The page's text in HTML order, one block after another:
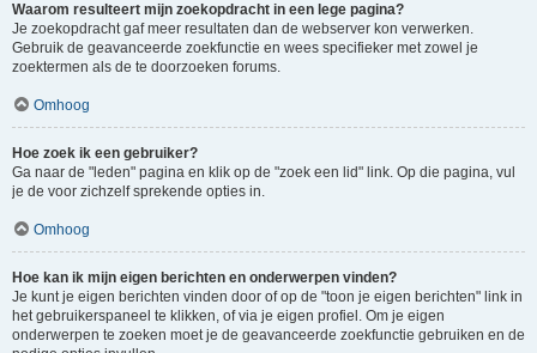
Waarom resulteert mijn zoekopdracht in een lege pagina?
Je zoekopdracht gaf meer resultaten dan de webserver kon verwerken.
Gebruik de geavanceerde zoekfunctie en wees specifieker met zowel je
zoektermen als de te doorzoeken forums.
Omhoog
Hoe zoek ik een gebruiker?
Ga naar de "leden" pagina en klik op de "zoek een lid" link. Op die pagina, vul
je de voor zichzelf sprekende opties in.
Omhoog
Hoe kan ik mijn eigen berichten en onderwerpen vinden?
Je kunt je eigen berichten vinden door of op de "toon je eigen berichten" link in
het gebruikerspaneel te klikken, of via je eigen profiel. Om je eigen
onderwerpen te zoeken moet je de geavanceerde zoekfunctie gebruiken en de